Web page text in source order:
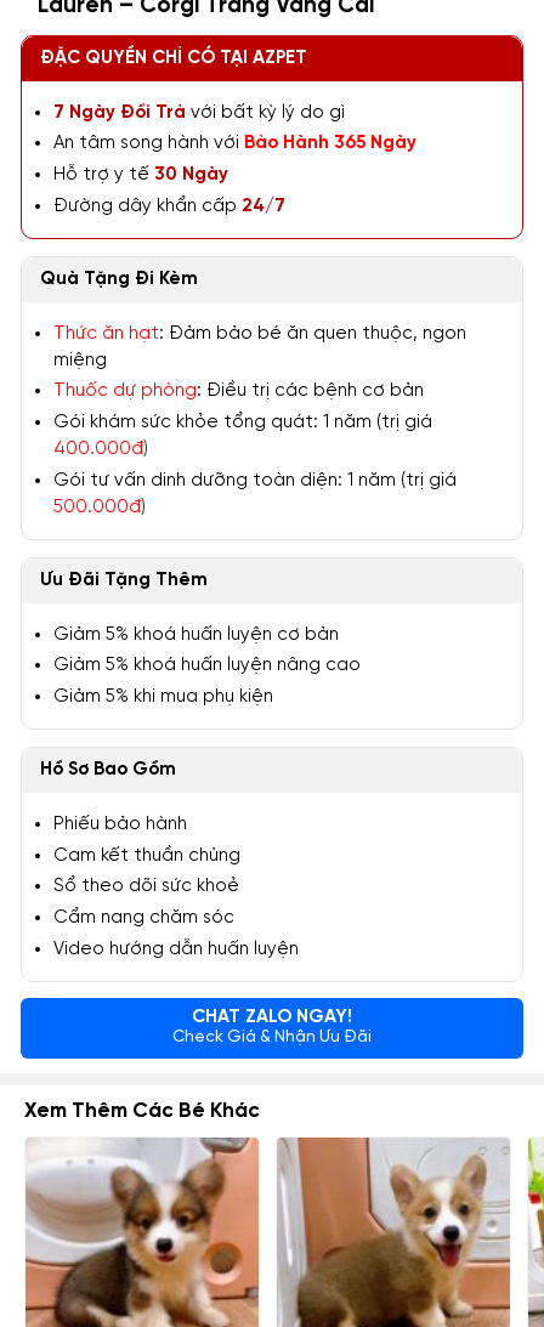
Lauren – Corgi Trắng Vàng Cái
ĐẶC QUYỀN CHỈ CÓ TẠI AZPET
7 Ngày Đổi Trả với bất kỳ lý do gì
An tâm song hành với Bảo Hành 365 Ngày
Hỗ trợ y tế 30 Ngày
Đường dây khẩn cấp 24/7
Quà Tặng Đi Kèm
Thức ăn hạt: Đảm bảo bé ăn quen thuộc, ngon
miệng
Thuốc dự phòng: Điều trị các bệnh cơ bản
Gói khám sức khỏe tổng quát: 1 năm (trị giá
400.000đ)
Gói tư vấn dinh dưỡng toàn diện: 1 năm (trị giá
500.000đ)
Ưu Đãi Tặng Thêm
Giảm 5% khoá huấn luyện cơ bản
Giảm 5% khoá huấn luyện nâng cao
Giảm 5% khi mua phụ kiện
Hồ Sơ Bao Gồm
Phiếu bảo hành
Cam kết thuần chủng
Sổ theo dõi sức khoẻ
Cẩm nang chăm sóc
Video hướng dẫn huấn luyện
CHAT ZALO NGAY!
Check Giá & Nhận Ưu Đãi
Xem Thêm Các Bé Khác